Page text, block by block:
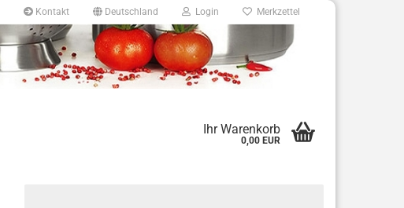
Kontakt Deutschland Login Merkzettel
Ihr Warenkorb
0,00 EUR